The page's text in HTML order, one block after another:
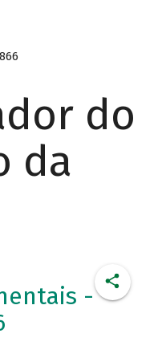
do
da
-